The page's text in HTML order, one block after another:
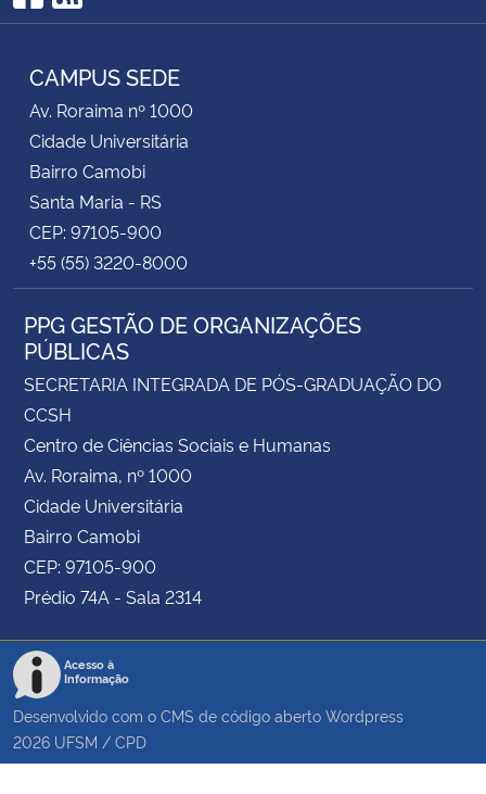
Facebook
RSS
CAMPUS SEDE
Av. Roraima nº 1000
Cidade Universitária
Bairro Camobi
Santa Maria - RS
CEP: 97105-900
+55 (55) 3220-8000
PPG GESTÃO DE ORGANIZAÇÕES
PÚBLICAS
SECRETARIA INTEGRADA DE PÓS-GRADUAÇÃO DO
CCSH
Centro de Ciências Sociais e Humanas
Av. Roraima, nº 1000
Cidade Universitária
Bairro Camobi
CEP: 97105-900
Prédio 74A - Sala 2314
Acesso à
Informação
Desenvolvido com o CMS de código aberto Wordpress
2026 UFSM / CPD